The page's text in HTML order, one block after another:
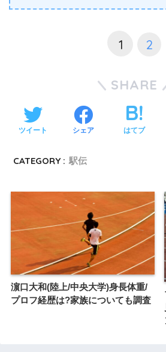
1 2
SHARE
ツイート シェア はてブ
CATEGORY : 駅伝
濵口大和(陸上/中央大学)身長体重/
プロフ経歴は?家族についても調査